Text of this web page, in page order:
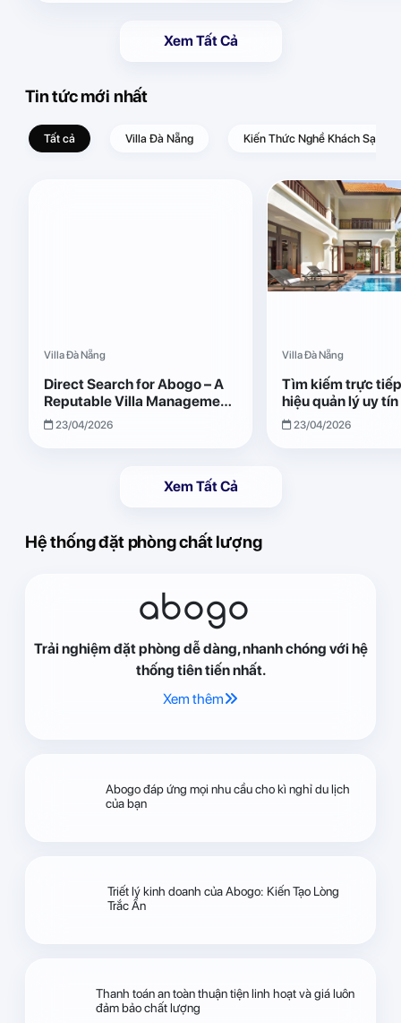
Xem Tất Cả
Tin tức mới nhất
Tất cả Villa Đà Nẵng Kiến Thức Nghề Khách Sạn –
Villa Đà Nẵng
Direct Search for Abogo – A
Reputable Villa Management
Brand with Transparent and
Effective Operations
23/04/2026
Villa Đà Nẵng
Tìm kiếm trực
hiệu quản lý uy
Giải pháp vận
quả, minh bạch
23/04/2026
Xem Tất Cả
Hệ thống đặt phòng chất lượng
abogo
Trải nghiệm đặt phòng dễ dàng, nhanh chóng với hệ
thống tiên tiến nhất.
Xem thêm
Abogo đáp ứng mọi nhu cầu cho kì nghỉ du lịch
của bạn
Triết lý kinh doanh của Abogo: Kiến Tạo Lòng
Trắc Ẩn
Thanh toán an toàn thuận tiện linh hoạt và giá luôn
đảm bảo chất lượng